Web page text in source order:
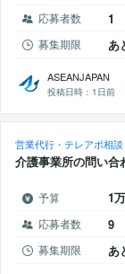
応募者数 1
募集期限 あ
ASEANJAPAN
投稿日時： 1日前
営業代行・テレアポ相談
介護事業所の問い合
予算 1万
応募者数 9
募集期限 あ